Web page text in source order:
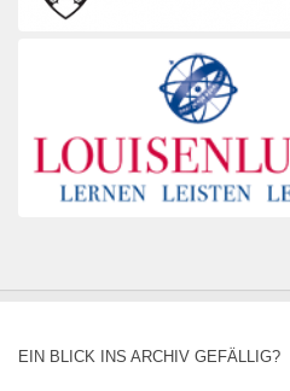
EIN BLICK INS ARCHIV GEFÄLLIG?